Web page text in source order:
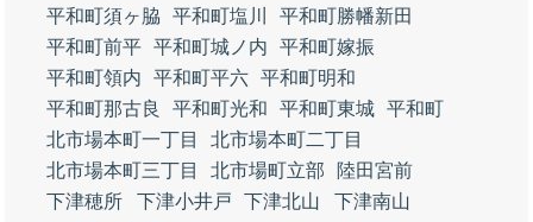
平和町須ヶ脇
平和町塩川
平和町勝幡新田
平和町前平 平和町城ノ内
平和町嫁振
平和町領内
平和町平六 平和町明和
平和町那古良
平和町光和 平和町東城 平和町
北市場本町一丁目
北市場本町二丁目
北市場本町三丁目
北市場町立部
陸田宮前
下津穂所
下津小井戸 下津北山
下津南山